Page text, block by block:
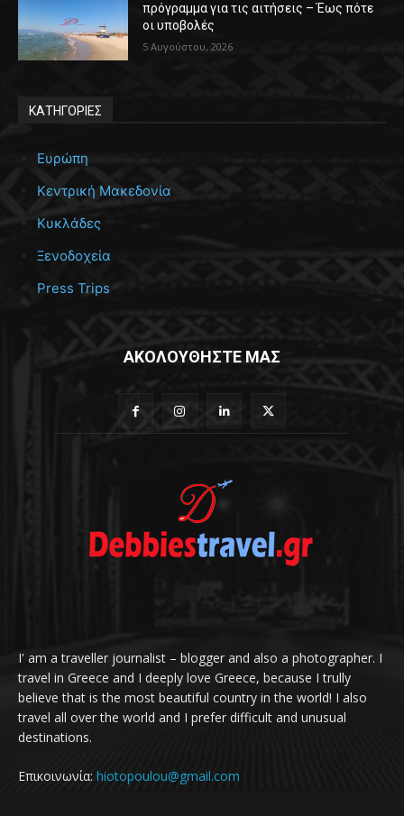
πρόγραμμα για τις αιτήσεις – Έως πότε
οι υποβολές
5 Αυγούστου, 2026
ΚΑΤΗΓΟΡΙΕΣ
Ευρώπη
Κεντρική Μακεδονία
Κυκλάδες
Ξενοδοχεία
Press Trips
ΑΚΟΛΟΥΘΗΣΤΕ ΜΑΣ
I' am a traveller journalist – blogger and also a photographer. I
travel in Greece and I deeply love Greece, because I trully
believe that is the most beautiful country in the world! I also
travel all over the world and I prefer difficult and unusual
destinations.
Επικοινωνία: hiotopoulou@gmail.com